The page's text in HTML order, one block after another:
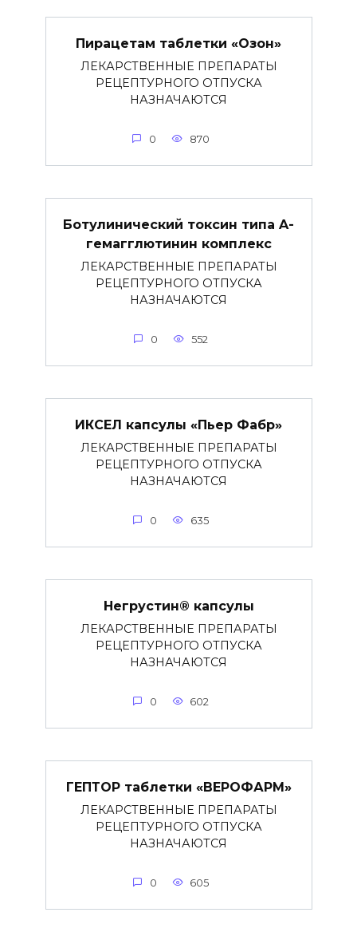
Пирацетам таблетки «Озон»
ЛЕКАРСТВЕННЫЕ ПРЕПАРАТЫ
РЕЦЕПТУРНОГО ОТПУСКА
НАЗНАЧАЮТСЯ
0 870
Ботулинический токсин типа A-
гемагглютинин комплекс
ЛЕКАРСТВЕННЫЕ ПРЕПАРАТЫ
РЕЦЕПТУРНОГО ОТПУСКА
НАЗНАЧАЮТСЯ
0 552
ИКСЕЛ капсулы «Пьер Фабр»
ЛЕКАРСТВЕННЫЕ ПРЕПАРАТЫ
РЕЦЕПТУРНОГО ОТПУСКА
НАЗНАЧАЮТСЯ
0 635
Негрустин® капсулы
ЛЕКАРСТВЕННЫЕ ПРЕПАРАТЫ
РЕЦЕПТУРНОГО ОТПУСКА
НАЗНАЧАЮТСЯ
0 602
ГЕПТОР таблетки «ВЕРОФАРМ»
ЛЕКАРСТВЕННЫЕ ПРЕПАРАТЫ
РЕЦЕПТУРНОГО ОТПУСКА
НАЗНАЧАЮТСЯ
0 605